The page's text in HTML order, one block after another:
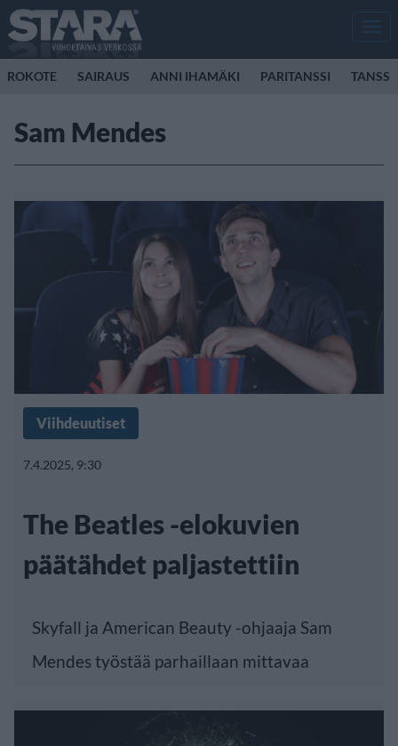
ROKOTE SAIRAUS ANNI IHAMÄKI PARITANSSI TANSSI
Sam Mendes
Viihdeuutiset
7.4.2025, 9:30
The Beatles -elokuvien
päätähdet paljastettiin
Skyfall ja American Beauty -ohjaaja Sam
Mendes työstää parhaillaan mittavaa